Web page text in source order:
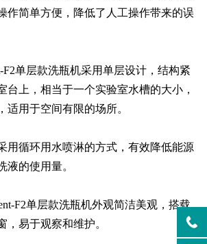
作简单方便，降低了人工操作带来的误
F2单层款洗瓶机采用单层设计，结构紧
台上，相当于一个实验室水槽的大小，
适用于空间有限的场所。
用循环用水喷淋的方式，有效降低能源
液的使用量。
F2单层款洗瓶机外观简洁美观，搭载
，易于观察和维护。